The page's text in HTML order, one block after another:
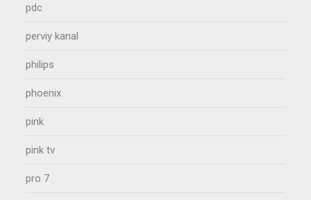
pdc
perviy kanal
philips
phoenix
pink
pink tv
pro 7